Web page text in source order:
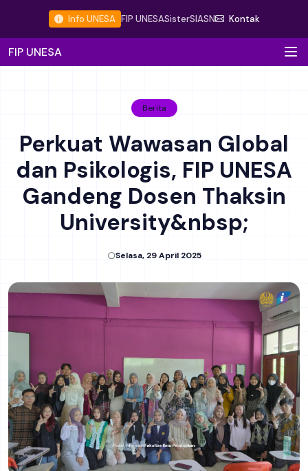
Info UNESA FIP UNESASisterSIASN Kontak
FIP UNESA
Berita
Perkuat Wawasan Global
dan Psikologis, FIP UNESA
Gandeng Dosen Thaksin
University&nbsp;
Selasa, 29 April 2025